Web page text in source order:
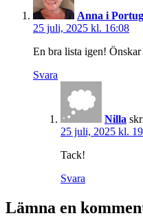
Anna i
25 juli, 2025 kl. 16:08
En bra lista igen!
Svara
Nilla
25 juli, 2025 kl.
Tack!
Svara
Lämna en